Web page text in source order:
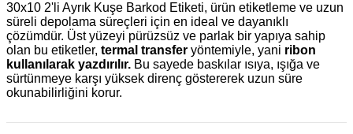
30x10 2'li Ayrık Kuşe Barkod Etiketi, ürün etiketleme ve uzun
süreli depolama süreçleri için en ideal ve dayanıklı
çözümdür. Üst yüzeyi pürüzsüz ve parlak bir yapıya sahip
olan bu etiketler, termal transfer yöntemiyle, yani ribon
kullanılarak yazdırılır. Bu sayede baskılar ısıya, ışığa ve
sürtünmeye karşı yüksek direnç göstererek uzun süre
okunabilirliğini korur.